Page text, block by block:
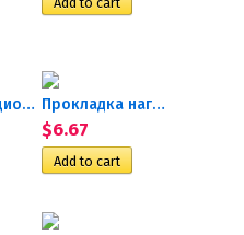
Теплоизоляционное кольцо... Прокладка нагнетателя...
$6.67